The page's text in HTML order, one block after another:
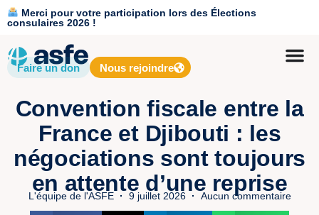
Merci pour votre participation lors des Élections
consulaires 2026 !
Faire un don Nous rejoindre
Convention fiscale entre la
France et Djibouti : les
négociations sont toujours
en attente d’une reprise
L'équipe de l'ASFE 9 juillet 2026 Aucun commentaire